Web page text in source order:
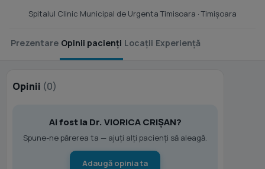
Spitalul Clinic Municipal de Urgenta Timisoara · Timişoara
Prezentare Opinii pacienți Locații Experiență
Opinii (0)
Ai fost la Dr. VIORICA CRIŞAN?
Spune-ne părerea ta — ajuți alți pacienți să aleagă.
Adaugă opinia ta